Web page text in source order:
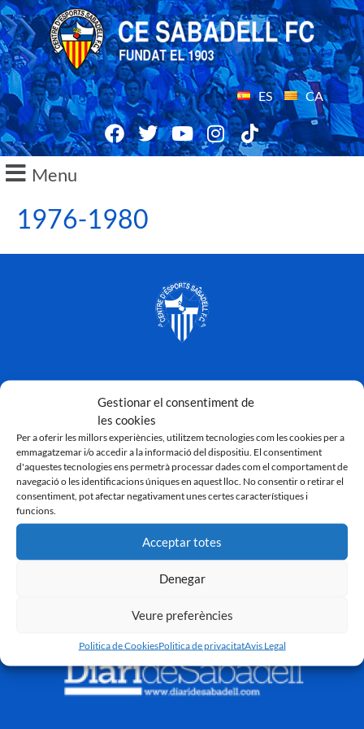
Gestionar el consentiment de
les cookies
Per a oferir les millors experiències, utilitzem tecnologies com les cookies per a
emmagatzemar i/o accedir a la informació del dispositiu. El consentiment
d'aquestes tecnologies ens permetrà processar dades com el comportament de
navegació o les identificacions úniques en aquest lloc. No consentir o retirar el
consentiment, pot afectar negativament unes certes característiques i
funcions.
Acceptar totes
Denegar
Veure preferències
Politica de CookiesPolitica de privacitatAvis Legal
ES CA
Menu
1976-1980